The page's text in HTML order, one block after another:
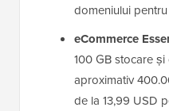
domeniului
eCommerce
100 GB stocare
aproximativ
de la 13,99 USD